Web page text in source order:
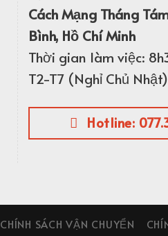
Cách Mạng Tháng
Bình, Hồ Chí Minh
Thời gian làm việc:
T2-T7 (Nghỉ Chủ Nhật)
Hotline:
CHÍNH SÁCH VẬN CHUYỂN